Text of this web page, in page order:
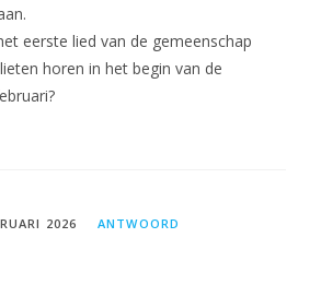
eerste lied van de gemeenschap
horen in het begin van de
2026 ANTWOORD